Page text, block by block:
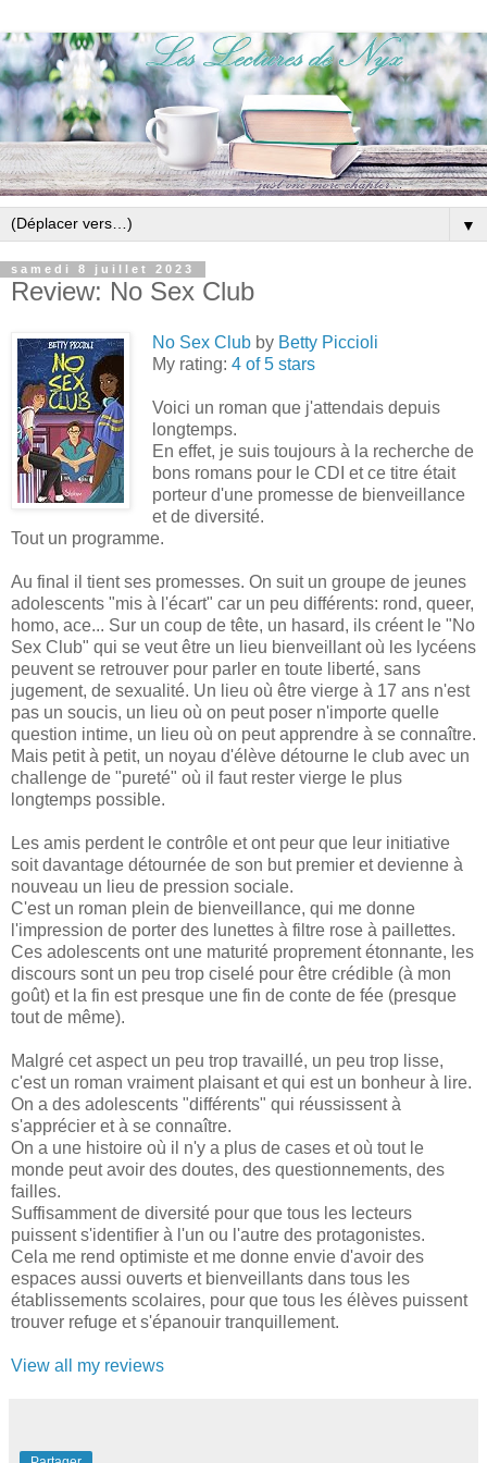
▼
samedi 8 juillet 2023
Review: No Sex Club
No Sex Club by Betty Piccioli
My rating: 4 of 5 stars
Voici un roman que j'attendais depuis
longtemps.
En effet, je suis toujours à la recherche de
bons romans pour le CDI et ce titre était
porteur d'une promesse de bienveillance
et de diversité.
Tout un programme.
Au final il tient ses promesses. On suit un groupe de jeunes
adolescents "mis à l'écart" car un peu différents: rond, queer,
homo, ace... Sur un coup de tête, un hasard, ils créent le "No
Sex Club" qui se veut être un lieu bienveillant où les lycéens
peuvent se retrouver pour parler en toute liberté, sans
jugement, de sexualité. Un lieu où être vierge à 17 ans n'est
pas un soucis, un lieu où on peut poser n'importe quelle
question intime, un lieu où on peut apprendre à se connaître.
Mais petit à petit, un noyau d'élève détourne le club avec un
challenge de "pureté" où il faut rester vierge le plus
longtemps possible.
Les amis perdent le contrôle et ont peur que leur initiative
soit davantage détournée de son but premier et devienne à
nouveau un lieu de pression sociale.
C'est un roman plein de bienveillance, qui me donne
l'impression de porter des lunettes à filtre rose à paillettes.
Ces adolescents ont une maturité proprement étonnante, les
discours sont un peu trop ciselé pour être crédible (à mon
goût) et la fin est presque une fin de conte de fée (presque
tout de même).
Malgré cet aspect un peu trop travaillé, un peu trop lisse,
c'est un roman vraiment plaisant et qui est un bonheur à lire.
On a des adolescents "différents" qui réussissent à
s'apprécier et à se connaître.
On a une histoire où il n'y a plus de cases et où tout le
monde peut avoir des doutes, des questionnements, des
failles.
Suffisamment de diversité pour que tous les lecteurs
puissent s'identifier à l'un ou l'autre des protagonistes.
Cela me rend optimiste et me donne envie d'avoir des
espaces aussi ouverts et bienveillants dans tous les
établissements scolaires, pour que tous les élèves puissent
trouver refuge et s'épanouir tranquillement.
View all my reviews